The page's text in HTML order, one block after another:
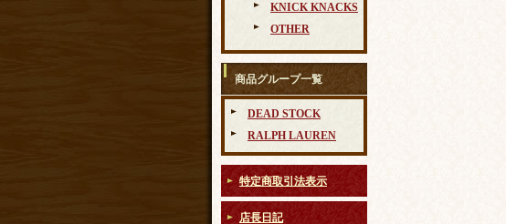
KNICK KNACKS
OTHER
商品グループ一覧
DEAD STOCK
RALPH LAUREN
特定商取引法表示
店長日記